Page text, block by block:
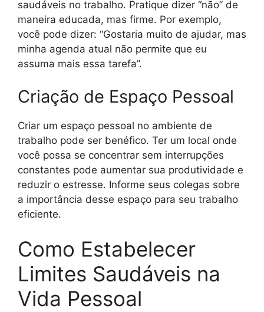
saudáveis no trabalho. Pratique dizer “não” de
maneira educada, mas firme. Por exemplo,
você pode dizer: “Gostaria muito de ajudar, mas
minha agenda atual não permite que eu
assuma mais essa tarefa”.
Criação de Espaço Pessoal
Criar um espaço pessoal no ambiente de
trabalho pode ser benéfico. Ter um local onde
você possa se concentrar sem interrupções
constantes pode aumentar sua produtividade e
reduzir o estresse. Informe seus colegas sobre
a importância desse espaço para seu trabalho
eficiente.
Como Estabelecer
Limites Saudáveis na
Vida Pessoal